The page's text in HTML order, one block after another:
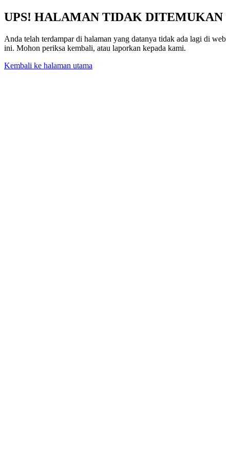
UPS! HALAMAN TIDAK DITEMUKAN
Anda telah terdampar di halaman yang datanya tidak ada lagi di web
ini. Mohon periksa kembali, atau laporkan kepada kami.
Kembali ke halaman utama